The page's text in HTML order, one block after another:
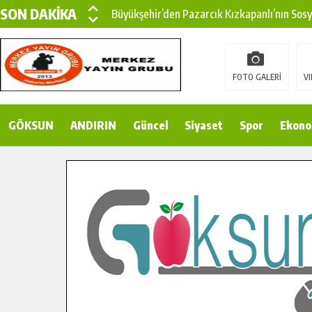
SON DAKİKA
Büyükşehir’den Pazarcık Kızkapanlı’nın
Büyükşehir’den Pazarcık Kırsalına Modern
Çin’den KSÜ’ye Uluslararası Başarı:
Gençler Pusula Maraş Kampında Yeni
İlçe Jandarma Komutanı Karakaya’dan
Bertiz’in Yeni Köprüsünde Sona Doğru.
FOTO GALERİ
GÖKSUN ANDIRIN Güncel Siyaset Spor